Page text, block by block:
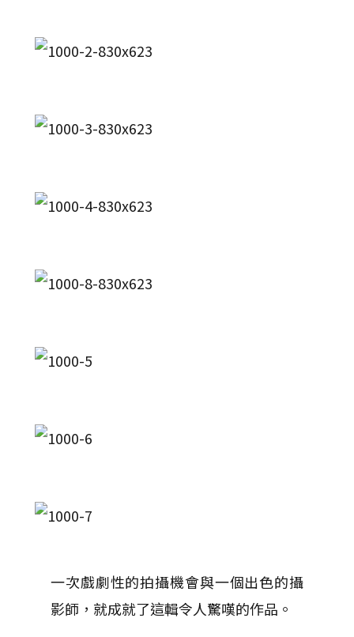
一次戲劇性的拍攝機會與一個出色的攝
影師，就成就了這輯令人驚嘆的作品。